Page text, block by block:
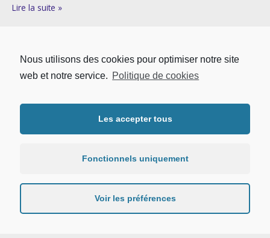
Nous utilisons des cookies pour optimiser notre site
web et notre service. Politique de cookies
Les accepter tous
Fonctionnels uniquement
Voir les préférences
Lire la suite »
←Précédent 1 … 7 8 9
10
personnelles